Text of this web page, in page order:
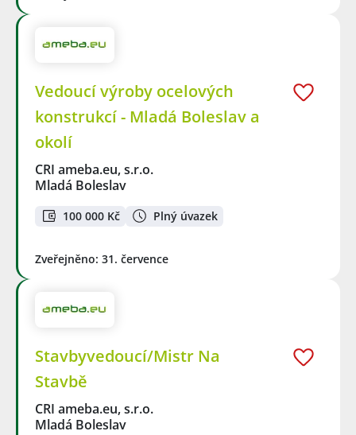
Vedoucí výroby ocelových
konstrukcí - Mladá Boleslav a
okolí
CRI ameba.eu, s.r.o.
Mladá Boleslav
100 000 Kč Plný úvazek
Zveřejněno: 31. července
Stavbyvedoucí/Mistr Na
Stavbě
CRI ameba.eu, s.r.o.
Mladá Boleslav